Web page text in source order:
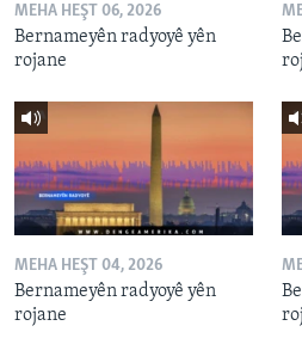
MEHA HEŞT 06, 2026
Bernameyên radyoyê yên
rojane
MEHA HEŞT 04, 2026
Bernameyên radyoyê yên
rojane